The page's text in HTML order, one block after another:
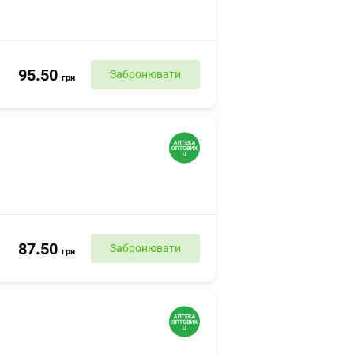
95.50 грн Забронювати
87.50 грн Забронювати